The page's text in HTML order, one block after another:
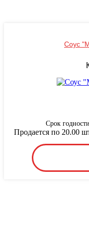
Соус
Срок
Продается по 20.00